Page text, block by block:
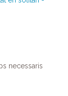
necessaris